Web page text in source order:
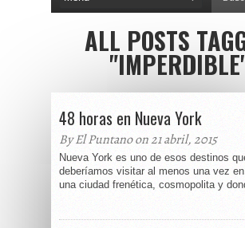
ALL POSTS
48 horas en Nueva York
By El Puntano on 21 abril, 2015
Nueva York es uno de esos destinos
deberíamos visitar al menos una vez
una ciudad frenética, cosmopolita y